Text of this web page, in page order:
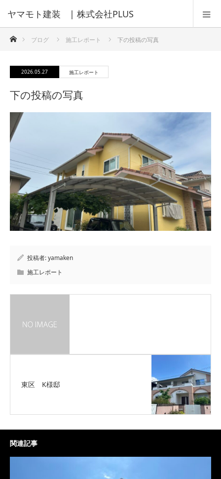
ホームブログ 施工レポート 下の投稿の写真
2026.05.27 施工レポート
下の投稿の写真
投稿者:yamaken
施工レポート
東区 K様邸
関連記事